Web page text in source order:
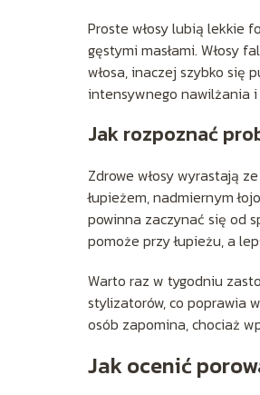
Proste włosy lubią lekkie
gęstymi masłami. Włosy
włosa, inaczej szybko się
intensywnego nawilżania i
Jak rozpoznać
Zdrowe włosy wyrastają
łupieżem, nadmiernym
powinna zaczynać się od
pomoże przy łupieżu, a
Warto raz w tygodniu
stylizatorów, co poprawia
osób zapomina, chociaż
Jak ocenić